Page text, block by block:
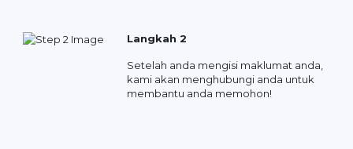
Langkah 2
Setelah anda mengisi maklumat anda,
kami akan menghubungi anda untuk
membantu anda memohon!